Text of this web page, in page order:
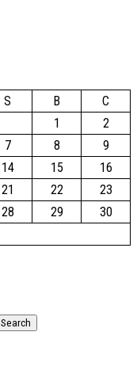
S B
C
1
2
7 8
9
14 15
16
21 22
23
28 29
30
Search